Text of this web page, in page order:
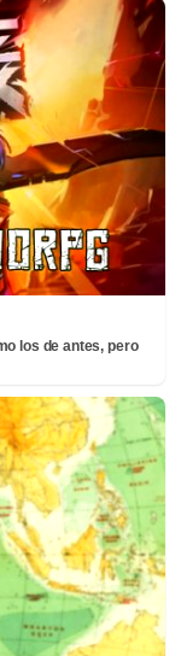
los de antes, pero